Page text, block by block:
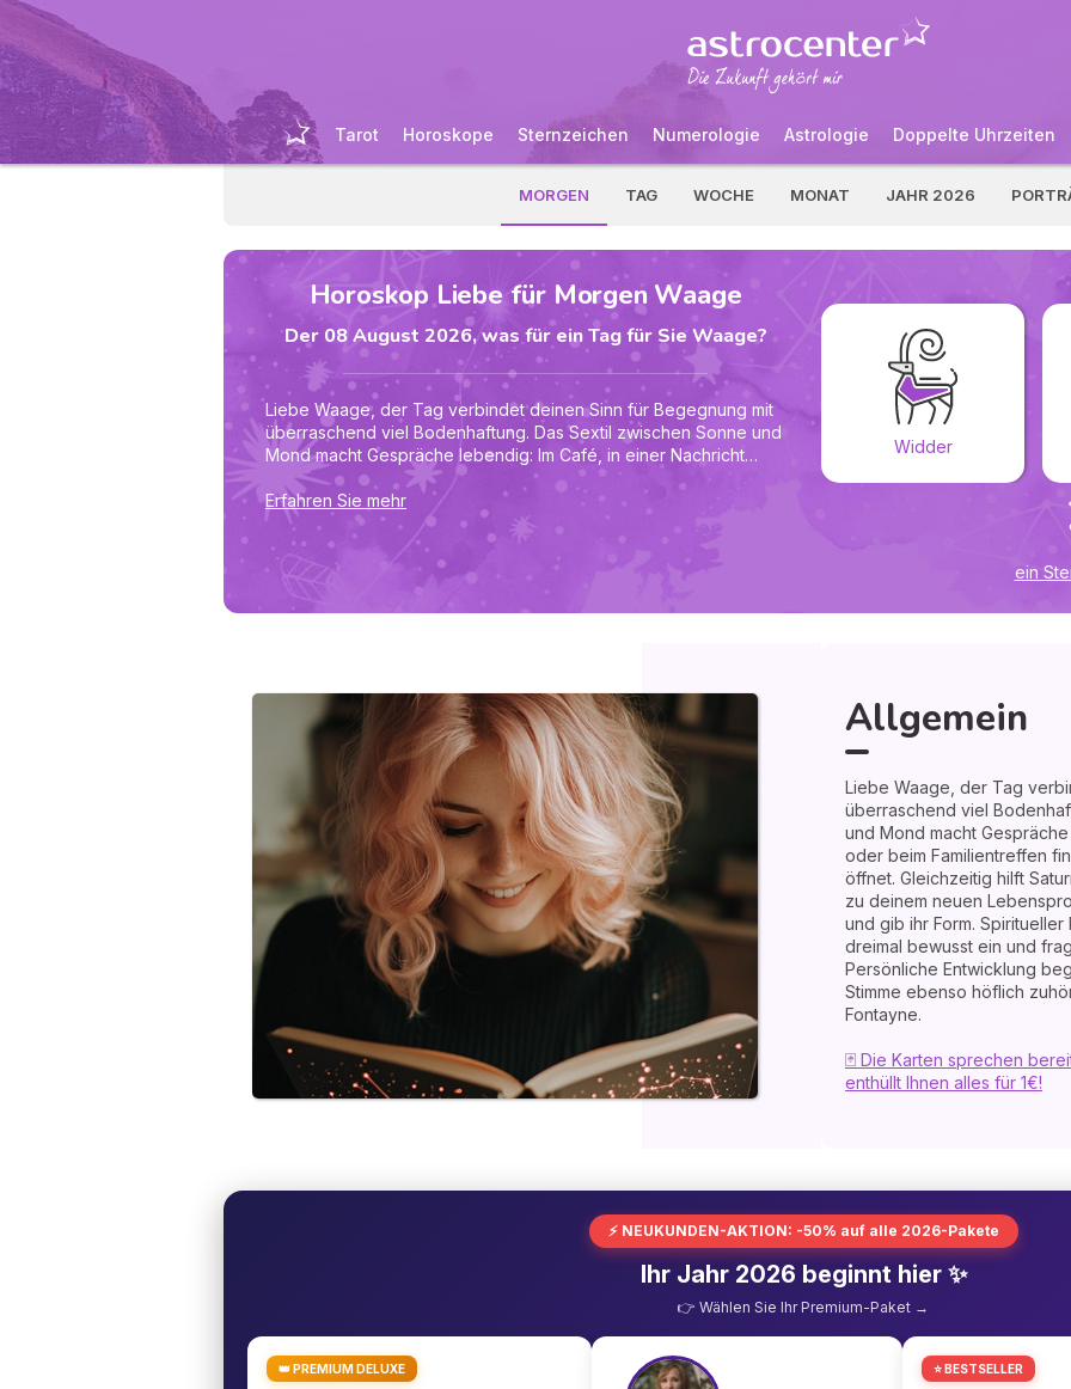
Tarot Horoskope Sternzeichen Numerologie Astrologie Doppelte Uhrzeiten
MORGEN TAG WOCHE MONAT JAHR 2026
Horoskop Liebe für Morgen Waage
Der 08 August 2026, was für ein Tag für Sie Waage?
Liebe Waage, der Tag verbindet deinen Sinn für Begegnung mit
überraschend viel Bodenhaftung. Das Sextil zwischen Sonne und
Mond macht Gespräche lebendig: Im Café, in einer Nachricht
oder beim Familientreffen findest du genau den Ton, der Türen
öffnet. Gleichzeitig hilft Saturn dir, nicht jede reizvolle Idee sofort
zu deinem neuen Lebensprojekt zu erklären. Wähle eine Priorität
und gib ihr Form. Spiritueller Rat: Atme vor wichtigen Antworten
dreimal bewusst ein und frage dein Inneres, was Frieden schafft.
Persönliche Entwicklung beginnt, wenn du deiner eigenen
Stimme ebenso höflich zuhörst wie allen anderen. Herzlich, Ema
Ihnen alles für 1€!
Erfahren Sie mehr
Widder
ein
Allgemein
Liebe Waage, der Tag
überraschend viel
und Mond macht
oder beim Familientreffen
öffnet. Gleichzeitig hilft
zu deinem neuen
und gib ihr Form.
dreimal bewusst ein und
Persönliche Entwicklung
Stimme ebenso höflich
Fontayne.
🃏 Die Karten sprechen
enthüllt Ihnen alles für 1€!
⚡ NEUKUNDEN-AKTION: -50% auf alle 2026-Pakete
Ihr Jahr 2026 beginnt hier ✨
👉 Wählen Sie Ihr Premium-Paket →
👑 PREMIUM DELUXE ⭐ BESTSELLER